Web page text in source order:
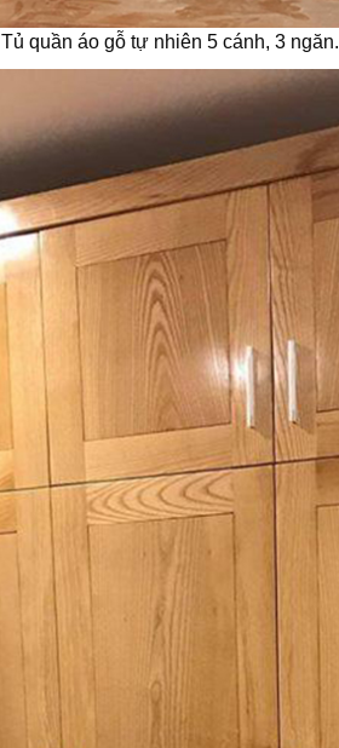
Tủ quần áo gỗ tự nhiên 5 cánh, 3 ngăn.